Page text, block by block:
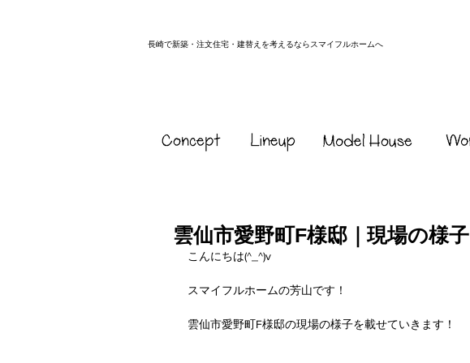
長崎で新築・注文住宅・建替えを考えるならスマイフルホームへ
雲仙市愛野町F様邸｜現場の様子
こんにちは(^_^)v
スマイフルホームの芳山です！
雲仙市愛野町F様邸の現場の様子を載せていきます！